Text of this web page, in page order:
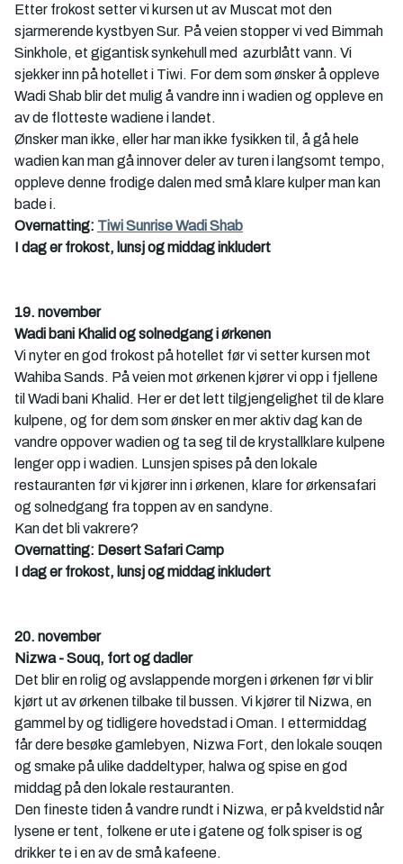
Etter frokost setter vi kursen ut av Muscat mot den
sjarmerende kystbyen Sur. På veien stopper vi ved Bimmah
Sinkhole, et gigantisk synkehull med  azurblått vann. Vi
sjekker inn på hotellet i Tiwi. For dem som ønsker å oppleve
Wadi Shab blir det mulig å vandre inn i wadien og oppleve en
av de flotteste wadiene i landet.
Ønsker man ikke, eller har man ikke fysikken til, å gå hele
wadien kan man gå innover deler av turen i langsomt tempo,
oppleve denne frodige dalen med små klare kulper man kan
bade i.
Overnatting: Tiwi Sunrise Wadi Shab
I dag er frokost, lunsj og middag inkludert
19. november
Wadi bani Khalid og solnedgang i ørkenen
Vi nyter en god frokost på hotellet før vi setter kursen mot
Wahiba Sands. På veien mot ørkenen kjører vi opp i fjellene
til Wadi bani Khalid. Her er det lett tilgjengelighet til de klare
kulpene, og for dem som ønsker en mer aktiv dag kan de
vandre oppover wadien og ta seg til de krystallklare kulpene
lenger opp i wadien. Lunsjen spises på den lokale
restauranten før vi kjører inn i ørkenen, klare for ørkensafari
og solnedgang fra toppen av en sandyne.
Kan det bli vakrere?
Overnatting: Desert Safari Camp
I dag er frokost, lunsj og middag inkludert
20. november
Nizwa - Souq, fort og dadler
Det blir en rolig og avslappende morgen i ørkenen før vi blir
kjørt ut av ørkenen tilbake til bussen. Vi kjører til Nizwa, en
gammel by og tidligere hovedstad i Oman. I ettermiddag
får dere besøke gamlebyen, Nizwa Fort, den lokale souqen
og smake på ulike daddeltyper, halwa og spise en god
middag på den lokale restauranten.
Den fineste tiden å vandre rundt i Nizwa, er på kveldstid når
lysene er tent, folkene er ute i gatene og folk spiser is og
drikker te i en av de små kafeene.